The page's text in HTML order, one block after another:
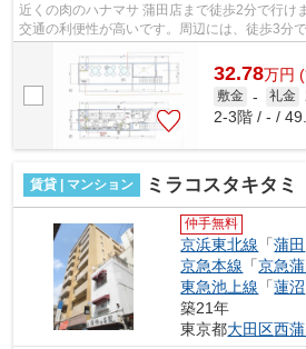
近くの肉のハナマサ 蒲田店まで徒歩2分で行け
交通の利便性が高いです。周辺には、徒歩3分
初期費用はカードで決済いただけます。...
32.78万円
敷金 - 礼金
2-3階 / - /
賃貸 | マンション ミラコスタキタミ
仲手無料
京浜東北線 「蒲田
京急本線 「京急
東急池上線 「蓮沼
築21年
東京都大田区西